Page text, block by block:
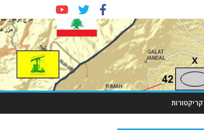
קריקטורות